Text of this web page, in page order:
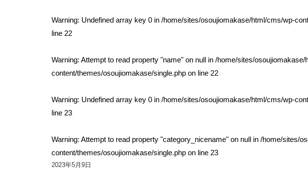
Warning: Undefined array key 0 in /home/sites/osoujiomakase/html/cms/wp-
line 22
Warning: Attempt to read property "name" on null in /home/sites/osoujiomakase/
content/themes/osoujiomakase/single.phpon line 22
Warning: Undefined array key 0 in /home/sites/osoujiomakase/html/cms/wp-
line 23
Warning: Attempt to read property "category_nicename" on null in /home/sites/
content/themes/osoujiomakase/single.phpon line 23
2023年5月9日